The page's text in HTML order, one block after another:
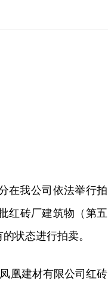
在我公司依法举行拍
红砖厂建筑物（第五
状态进行拍卖。
凤凰建材有限公司红砖